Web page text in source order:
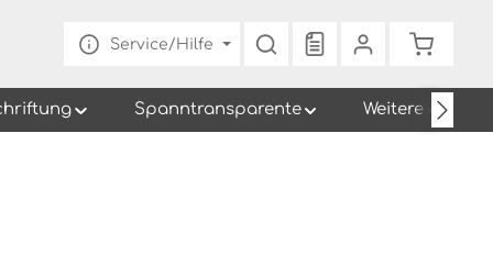
Service/Hilfe
Du hast 0 Produkte
Spanntransparente Weitere